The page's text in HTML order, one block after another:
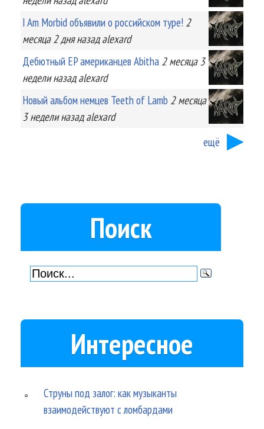
I Am Morbid объявили о российском туре! 2
месяца 2 дняназад alexard
Дебютный EP американцев Abitha 2 месяца 3
неделиназад alexard
Новый альбом немцев Teeth of Lamb 2 месяца
3 неделиназад alexard
ещё
Поиск
Интересное
Струны под залог: как музыканты
взаимодействуют с ломбардами